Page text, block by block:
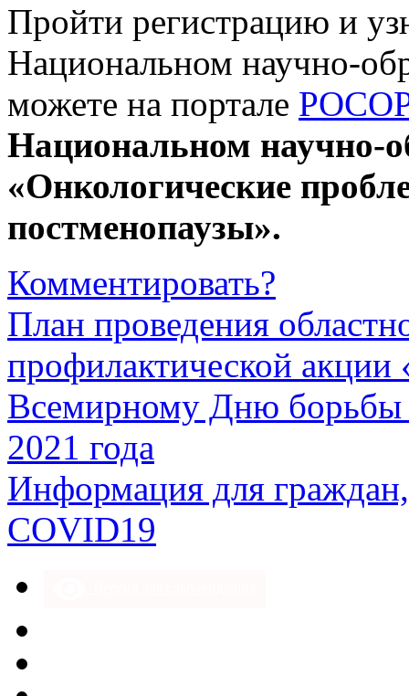
Пройти регистрацию и
Национальном научно-
можете на портале
Национальном научно-
«Онкологические
постменопаузы».
Комментировать?
План проведения
профилактической
Всемирному Дню борьбы
2021 года
Информация для
COVID19